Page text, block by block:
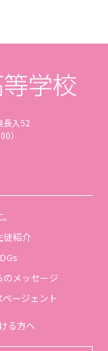
長入52
）
徒紹介
のメッセージ
ージェント
る方へ